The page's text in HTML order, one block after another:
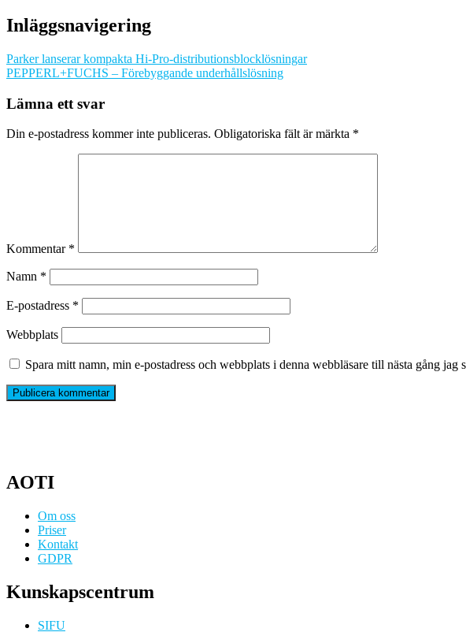
Inläggsnavigering
Parker lanserar kompakta Hi-Pro-distributionsblocklösningar
PEPPERL+FUCHS – Förebyggande underhållslösning
Lämna ett svar
Din e-postadress kommer inte publiceras. Obligatoriska fält är märkta *
Kommentar *
Namn *
E-postadress *
Webbplats
Spara mitt namn, min e-postadress och webbplats i denna webbläsare till nästa gång jag
AOTI
Om oss
Priser
Kontakt
GDPR
Kunskapscentrum
SIFU